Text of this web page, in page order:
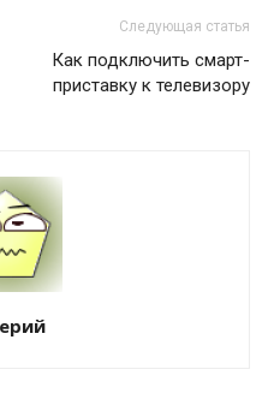
Следующая статья
Как подключить смарт-
приставку к телевизору